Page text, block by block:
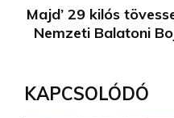
Majd’ 29 kilós
Nemzeti Balatoni
KAPCSOLÓDÓ